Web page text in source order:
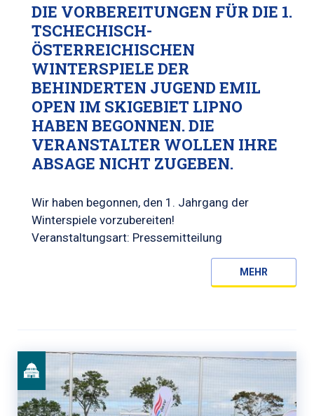
DIE VORBEREITUNGEN FÜR DIE 1.
TSCHECHISCH-
ÖSTERREICHISCHEN
WINTERSPIELE DER
BEHINDERTEN JUGEND EMIL
OPEN IM SKIGEBIET LIPNO
HABEN BEGONNEN. DIE
VERANSTALTER WOLLEN IHRE
ABSAGE NICHT ZUGEBEN.
Wir haben begonnen, den 1. Jahrgang der
Winterspiele vorzubereiten!
Veranstaltungsart: Pressemitteilung
MEHR